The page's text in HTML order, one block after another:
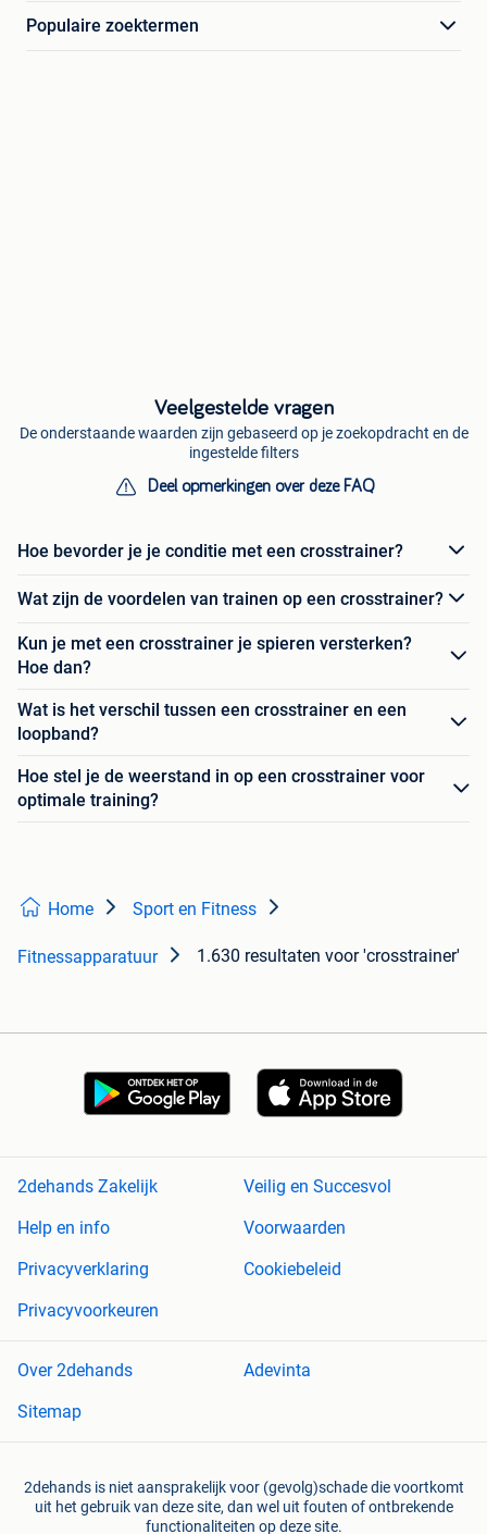
Populaire zoektermen
Veelgestelde vragen
De onderstaande waarden zijn gebaseerd op je zoekopdracht en de
ingestelde filters
Deel opmerkingen over deze FAQ
Hoe bevorder je je conditie met een crosstrainer?
Wat zijn de voordelen van trainen op een crosstrainer?
Kun je met een crosstrainer je spieren versterken?
Hoe dan?
Wat is het verschil tussen een crosstrainer en een
loopband?
Hoe stel je de weerstand in op een crosstrainer voor
optimale training?
Home Sport en Fitness
Fitnessapparatuur 1.630 resultaten voor 'crosstrainer'
2dehands Zakelijk
Veilig en Succesvol
Help en info
Voorwaarden
Privacyverklaring
Cookiebeleid
Privacyvoorkeuren
Over 2dehands
Adevinta
Sitemap
2dehands is niet aansprakelijk voor (gevolg)schade die voortkomt
uit het gebruik van deze site, dan wel uit fouten of ontbrekende
functionaliteiten op deze site.